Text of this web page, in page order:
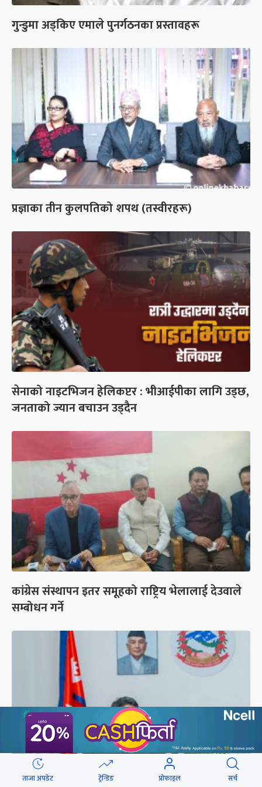
गुन्डुमा अड्किए एमाले पुनर्गठनका प्रस्तावहरू
प्रज्ञाका तीन कुलपतिको शपथ (तस्वीरहरू)
सेनाको नाइटभिजन हेलिकप्टर : भीआईपीका लागि उड्छ,
जनताको ज्यान बचाउन उड्दैन
कांग्रेस संस्थापन इतर समूहको राष्ट्रिय भेलालाई देउवाले
सम्बोधन गर्ने
ताजा अपडेट ट्रेन्डिङ प्रोफाइल सर्च